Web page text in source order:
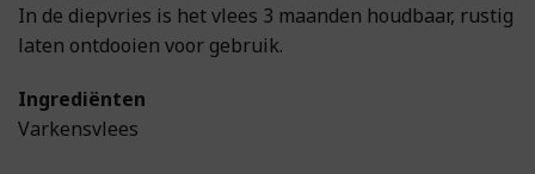
In de diepvries is het vlees 3 maanden houdbaar, rustig
laten ontdooien voor gebruik.
Ingrediënten
Varkensvlees